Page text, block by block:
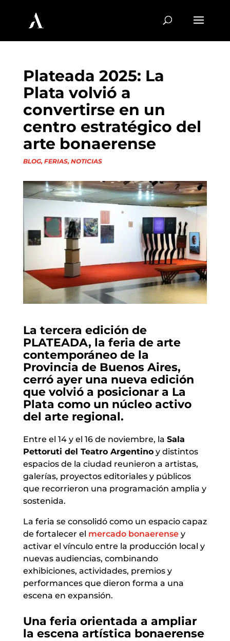
Plateada 2025: La
Plata volvió a
convertirse en un
centro estratégico del
arte bonaerense
BLOG, FERIAS, NOTICIAS
La tercera edición de
PLATEADA, la feria de arte
contemporáneo de la
Provincia de Buenos Aires,
cerró ayer una nueva edición
que volvió a posicionar a La
Plata como un núcleo activo
del arte regional.
Entre el 14 y el 16 de noviembre, la Sala
Pettoruti del Teatro Argentinoy distintos
espacios de la ciudad reunieron a artistas,
galerías, proyectos editoriales y públicos
que recorrieron una programación amplia y
sostenida.
La feria se consolidó como un espacio capaz
de fortalecer el mercado bonaerensey
activar el vínculo entre la producción local y
nuevas audiencias, combinando
exhibiciones, actividades, premios y
performances que dieron forma a una
escena en expansión.
Una feria orientada a ampliar
la escena artística bonaerense